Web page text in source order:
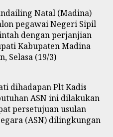
Natal (Madina)
pegawai Negeri Sipil
dengan perjanjian
Kabupaten Madina
Selasa (19/3)
dihadapan Plt Kadis
ASN ini dilakukan
persetujuan usulan
(ASN) dilingkungan